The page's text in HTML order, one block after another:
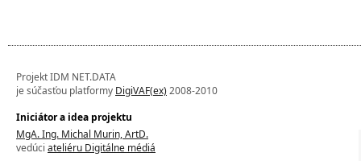
Projekt IDM NET.DATA
je súčasťou platformy DigiVAF(ex)2008-2010
Iniciátor a idea projektu
MgA. Ing. Michal Murin, ArtD.
vedúci ateliéru Digitálne médiá